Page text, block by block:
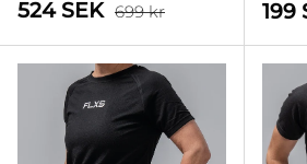
Försäljningspris
524 SEK Standardpris
699 kr 199